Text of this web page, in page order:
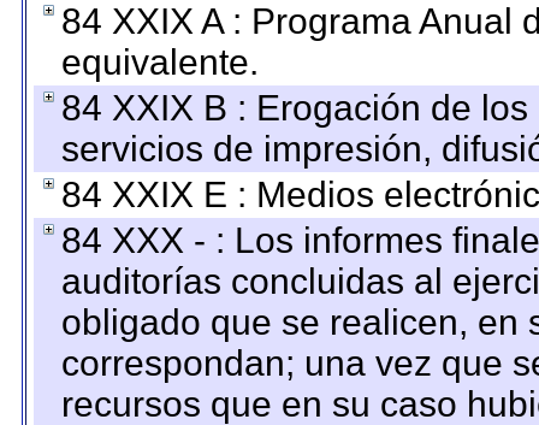
84 XXIX A : Programa Anual
equivalente.
84 XXIX B : Erogación de
servicios de impresión,
84 XXIX E : Medios
84 XXX - : Los informes
auditorías concluidas al
obligado que se realicen, en
correspondan; una vez que
recursos que en su caso